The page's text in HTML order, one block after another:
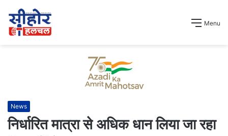
Menu
News
निर्धारित मात्रा से अधिक धान लिया जा रहा